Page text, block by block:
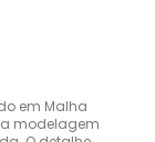
em Malha
modelagem